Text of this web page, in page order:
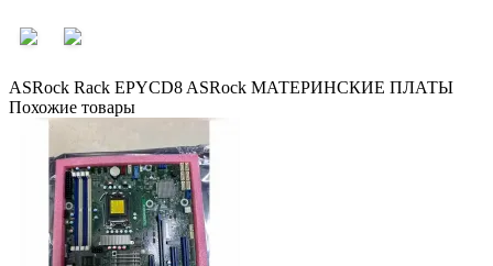
ASRock Rack EPYCD8 ASRock МАТЕРИНСКИЕ ПЛАТЫ
Похожие товары